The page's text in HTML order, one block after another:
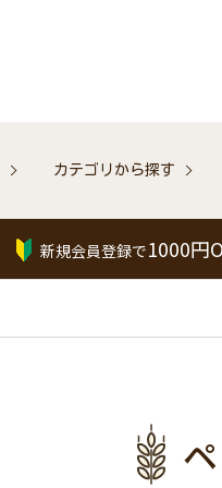
カテゴリから探す
新規会員登録で1000円